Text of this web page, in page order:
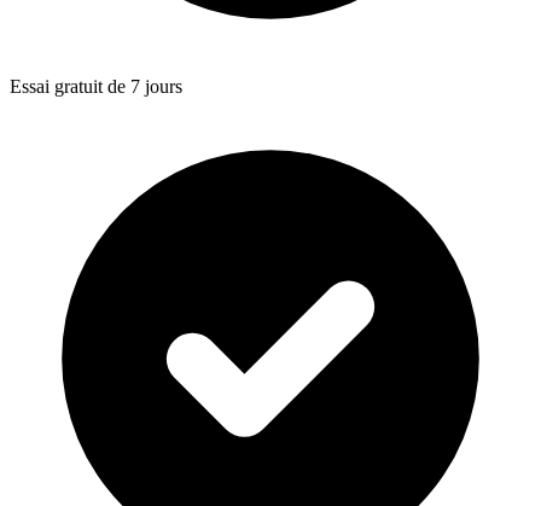
Essai gratuit de 7 jours